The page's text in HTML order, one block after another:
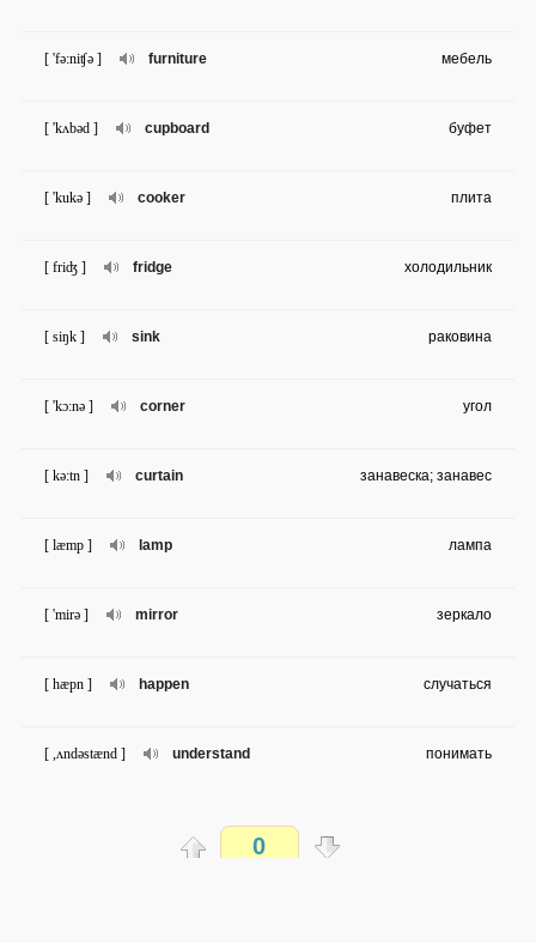
furniture
[ 'fə:niʧə ] мебель
cupboard
[ 'kʌbəd ] буфет
cooker
[ 'kukə ] плита
fridge
[ friʤ ] холодильник
sink
[ siŋk ] раковина
corner
[ 'kɔ:nə ] угол
curtain
[ kə:tn ] занавеска; занавес
lamp
[ læmp ] лампа
mirror
[ 'mirə ] зеркало
happen
[ hæpn ] случаться
understand
[ ,ʌndəstænd ] понимать
0